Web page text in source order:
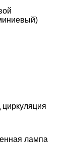
циркуляция
лампа